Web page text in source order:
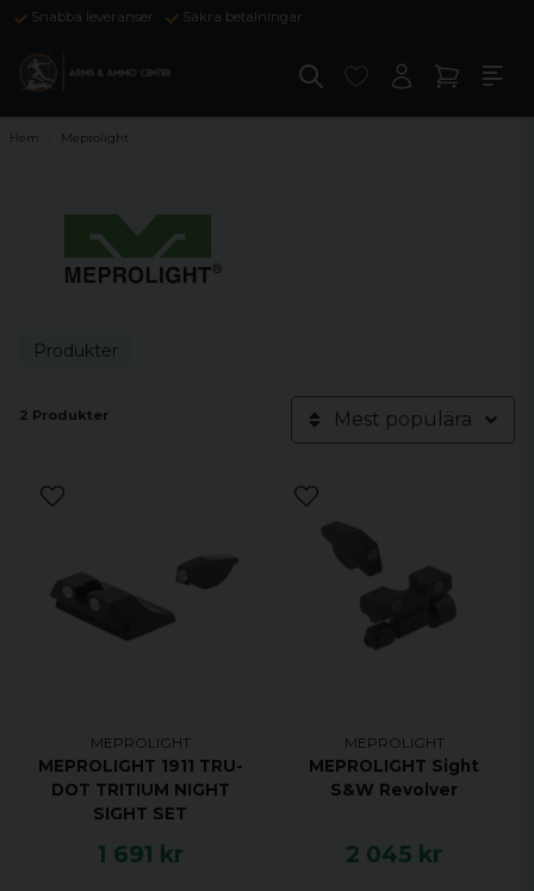
Snabba leveranser Säkra betalningar
Hem Meprolight
Produkter
2 Produkter Mest populära
MEPROLIGHT
MEPROLIGHT 1911 TRU-
DOT TRITIUM NIGHT
SIGHT SET
1 691 kr
MEPROLIGHT
MEPROLIGHT Sight
S&W Revolver
2 045 kr